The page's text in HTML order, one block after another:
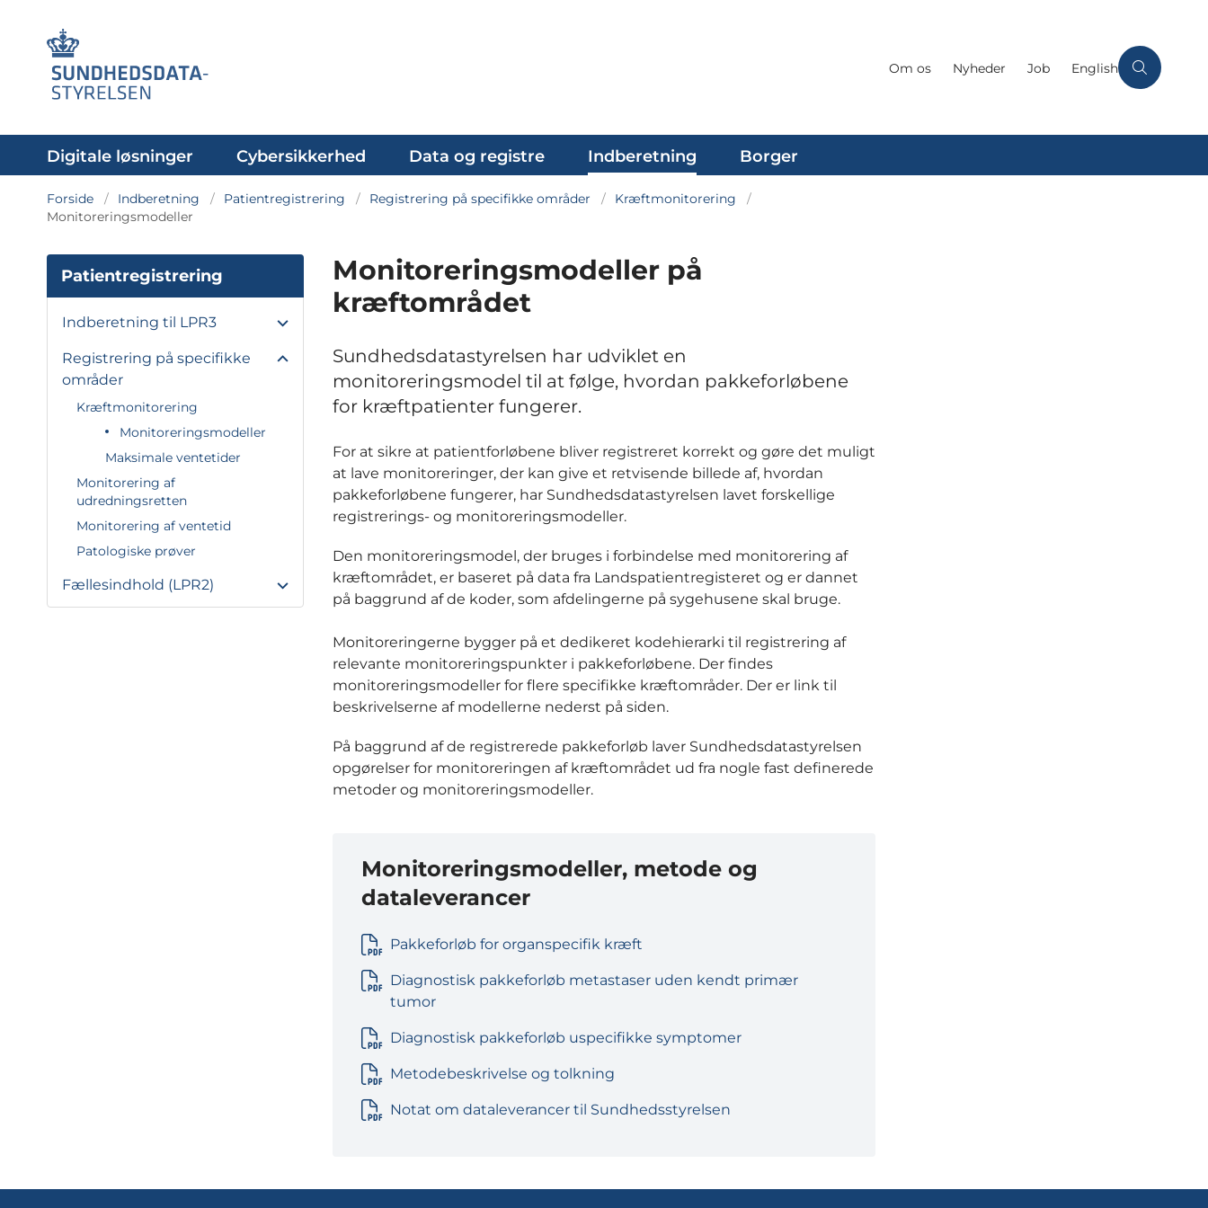
Om os Nyheder Job English
Digitale løsninger Cybersikkerhed Data og registre Indberetning Borger
Forside Indberetning Patientregistrering Registrering på specifikke områder
Kræftmonitorering
Monitoreringsmodeller
Patientregistrering
Indberetning til LPR3
Registrering på specifikke
områder
Kræftmonitorering
Monitoreringsmodeller
Maksimale ventetider
Monitorering af
udredningsretten
Monitorering af ventetid
Patologiske prøver
Fællesindhold (LPR2)
Monitoreringsmodeller på
kræftområdet
Sundhedsdatastyrelsen har udviklet en
monitoreringsmodel til at følge, hvordan pakkeforløbene
for kræftpatienter fungerer.
For at sikre at patientforløbene bliver registreret korrekt og gøre det muligt
at lave monitoreringer, der kan give et retvisende billede af, hvordan
pakkeforløbene fungerer, har Sundhedsdatastyrelsen lavet forskellige
registrerings- og monitoreringsmodeller.
Den monitoreringsmodel, der bruges i forbindelse med monitorering af
kræftområdet, er baseret på data fra Landspatientregisteret og er dannet
på baggrund af de koder, som afdelingerne på sygehusene skal bruge.
Monitoreringerne bygger på et dedikeret kodehierarki til registrering af
relevante monitoreringspunkter i pakkeforløbene. Der findes
monitoreringsmodeller for flere specifikke kræftområder. Der er link til
beskrivelserne af modellerne nederst på siden.
På baggrund af de registrerede pakkeforløb laver Sundhedsdatastyrelsen
opgørelser for monitoreringen af kræftområdet ud fra nogle fast definerede
metoder og monitoreringsmodeller.
Monitoreringsmodeller, metode og
dataleverancer
Pakkeforløb for organspecifik kræft
Diagnostisk pakkeforløb metastaser uden kendt primær
tumor
Diagnostisk pakkeforløb uspecifikke symptomer
Metodebeskrivelse og tolkning
Notat om dataleverancer til Sundhedsstyrelsen